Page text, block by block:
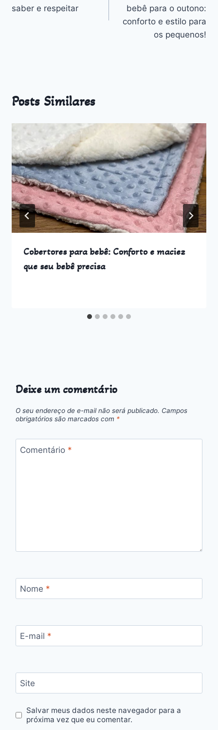
Post
saber e respeitar
bebê para o outono:
conforto e estilo para
os pequenos!
Posts Similares
Cobertores para bebê: Conforto e maciez
que seu bebê precisa
Deixe um comentário
O seu endereço de e-mail não será publicado. Campos
obrigatórios são marcados com *
Comentário *
Nome *
E-mail *
Site
Salvar meus dados neste navegador para a
próxima vez que eu comentar.